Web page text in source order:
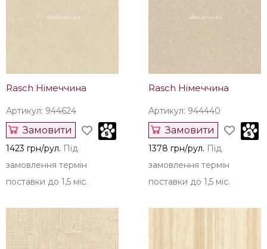
Rasch Німеччина
Артикул: 944624
Замовити
1423 грн/рул. Під
замовлення термін
поставки до 1,5 міс.
Rasch Німеччина
Артикул: 944440
Замовити
1378 грн/рул. Під
замовлення термін
поставки до 1,5 міс.